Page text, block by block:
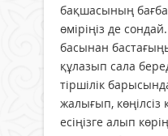
бақшасының
өміріңіз де
басынан
құлазып сала
тіршілік
жалығып,
есіңізге алып